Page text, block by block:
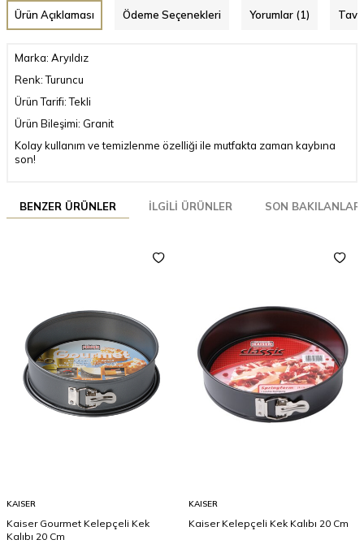
Ürün Açıklaması Ödeme Seçenekleri Yorumlar (1)
Marka: Aryıldız
Renk: Turuncu
Ürün Tarifi: Tekli
Ürün Bileşimi: Granit
Kolay kullanım ve temizlenme özelliği ile mutfakta zaman kaybına
son!
BENZER ÜRÜNLER İLGILI ÜRÜNLER SON BAKILANLAR
KAISER
Kaiser Gourmet Kelepçeli Kek
Kalıbı 20 Cm
KAISER
Kaiser Kelepçeli Kek Kalıbı 20 Cm